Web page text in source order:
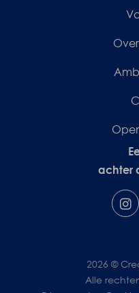
achter
2026 ©
Alle